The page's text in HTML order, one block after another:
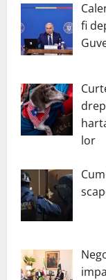
fi
lor